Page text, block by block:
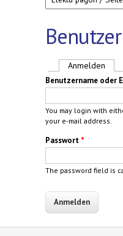
Haupt-
Anmelden
Benutzername oder
You may login with
your e-mail address.
Passwort *
The password field is